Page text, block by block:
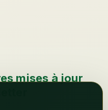
mises à jour